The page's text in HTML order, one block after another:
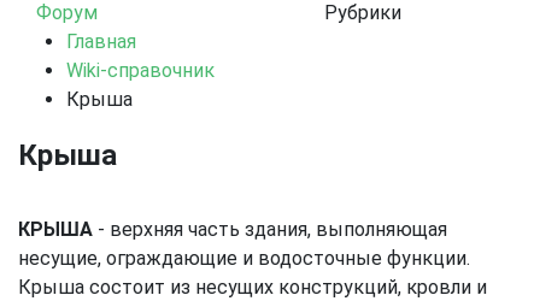
Форум
Рубрики
Главная
Wiki-справочник
Крыша
Крыша
КРЫША - верхняя часть здания, выполняющая
несущие, ограждающие и водосточные функции.
Крыша состоит из несущих конструкций, кровли и